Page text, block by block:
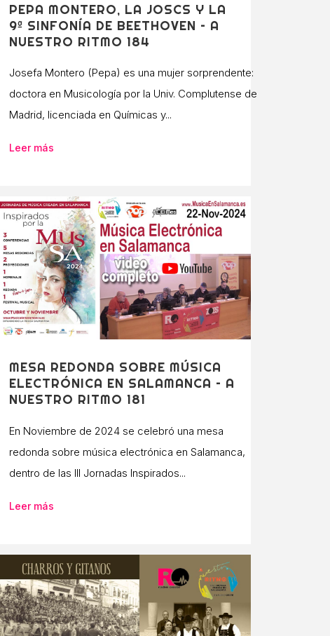
PEPA MONTERO, LA JOSCS Y LA
9ª SINFONÍA DE BEETHOVEN – A
NUESTRO RITMO 184
Josefa Montero (Pepa) es una mujer sorprendente:
doctora en Musicología por la Univ. Complutense de
Madrid, licenciada en Químicas y...
Leer más
MESA REDONDA SOBRE MÚSICA
ELECTRÓNICA EN SALAMANCA – A
NUESTRO RITMO 181
En Noviembre de 2024 se celebró una mesa
redonda sobre música electrónica en Salamanca,
dentro de las III Jornadas Inspirados...
Leer más